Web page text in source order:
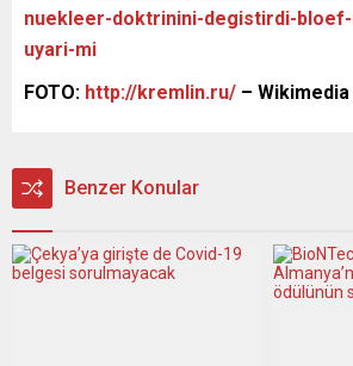
nuekleer-doktrinini-degistirdi-
uyari-mi
FOTO: http://kremlin.ru/ –
Benzer Konular